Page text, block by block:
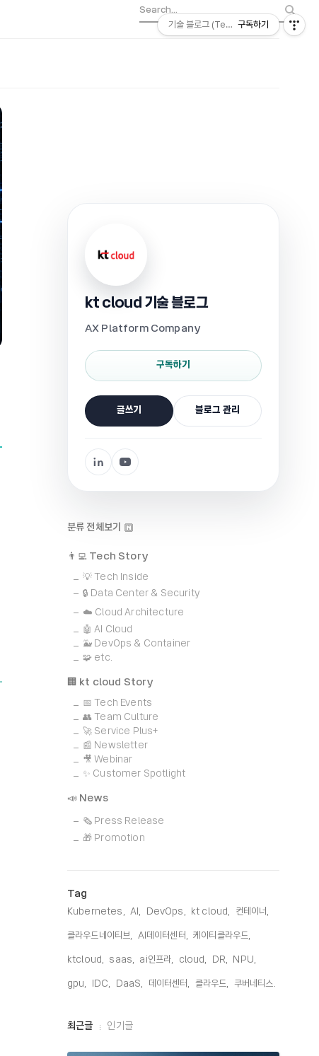
kt cloud 기술 블로그
AX Platform Company
구독하기
글쓰기 블로그 관리
분류 전체보기
👨‍💻 Tech Story
💡 Tech Inside
🔒 Data Center & Security
☁️ Cloud Architecture
🤖 AI Cloud
🐳 DevOps & Container
🧩 etc.
🏢 kt cloud Story
📅 Tech Events
👥 Team Culture
🚀 Service Plus+
📰 Newsletter
🎥 Webinar
✨ Customer Spotlight
📣 News
🗞️ Press Release
🎁 Promotion
Tag
Kubernetes, AI, DevOps, kt cloud, 컨테이너,
클라우드네이티브, AI데이터센터, 케이티클라우드,
ktcloud, saas, ai인프라, cloud, DR, NPU,
gpu, IDC, DaaS, 데이터센터, 클라우드, 쿠버네티스,
최
최근글 인기글
기술 블로그 (Tech) | kt cloud
구독하기